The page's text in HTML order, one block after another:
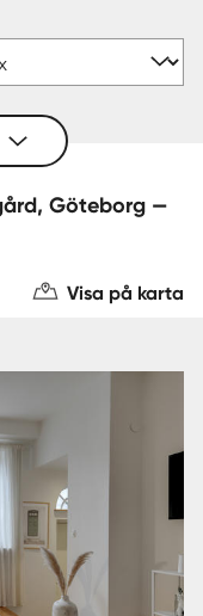
Visa på karta